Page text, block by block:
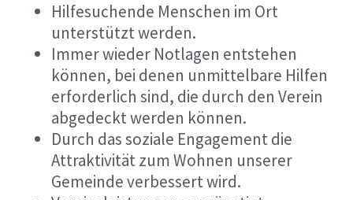
Hilfesuchende Menschen im Ort
unterstützt werden.
Immer wieder Notlagen entstehen
können, bei denen unmittelbare Hilfen
erforderlich sind, die durch den Verein
abgedeckt werden können.
Durch das soziale Engagement die
Attraktivität zum Wohnen unserer
Gemeinde verbessert wird.